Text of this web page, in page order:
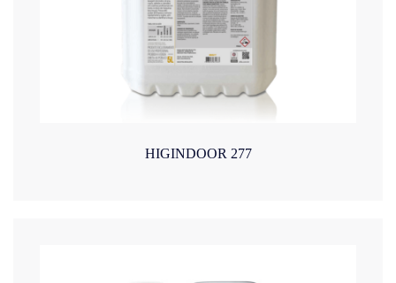
HIGINDOOR 277